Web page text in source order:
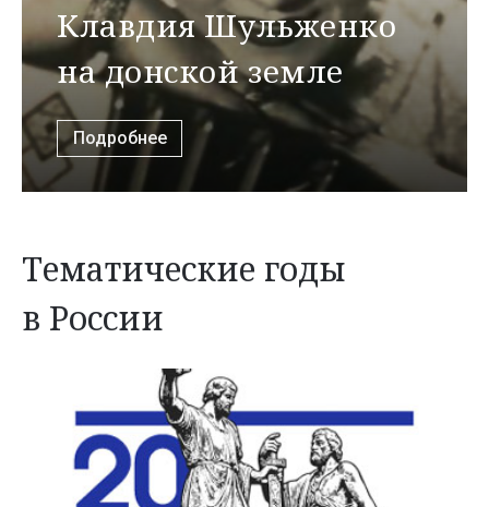
Клавдия Шульженко
на донской земле
Подробнее
Тематические годы
в России